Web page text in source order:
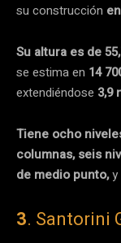
su construcción
Su altura es de
se estima en 14
extendiéndose 3,9
Tiene ocho
columnas, seis
de medio punto,y
3. Santorini